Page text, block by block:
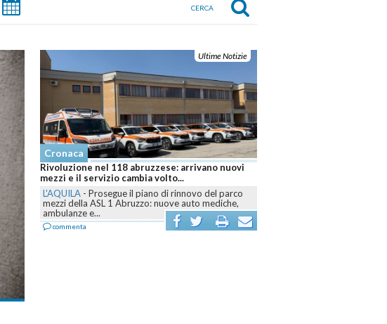
Ultime Notizie
Cronaca
Rivoluzione nel 118 abruzzese: arrivano nuovi
mezzi e il servizio cambia volto...
L'AQUILA - Prosegue il piano di rinnovo del parco
mezzi della ASL 1 Abruzzo: nuove auto mediche,
ambulanze e...
commenta